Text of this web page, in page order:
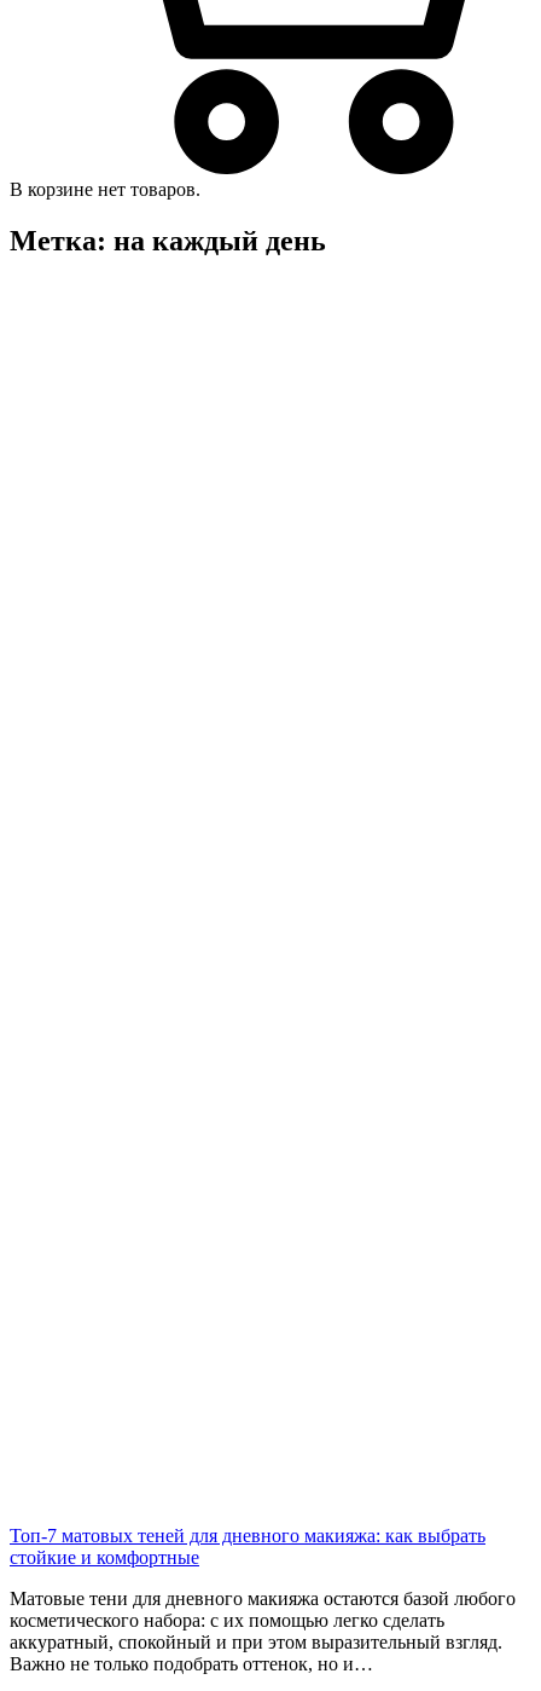
В корзине нет товаров.
Метка: на каждый день
Топ-7 матовых теней для дневного макияжа: как выбрать
стойкие и комфортные
Матовые тени для дневного макияжа остаются базой любого
косметического набора: с их помощью легко сделать
аккуратный, спокойный и при этом выразительный взгляд.
Важно не только подобрать оттенок, но и…